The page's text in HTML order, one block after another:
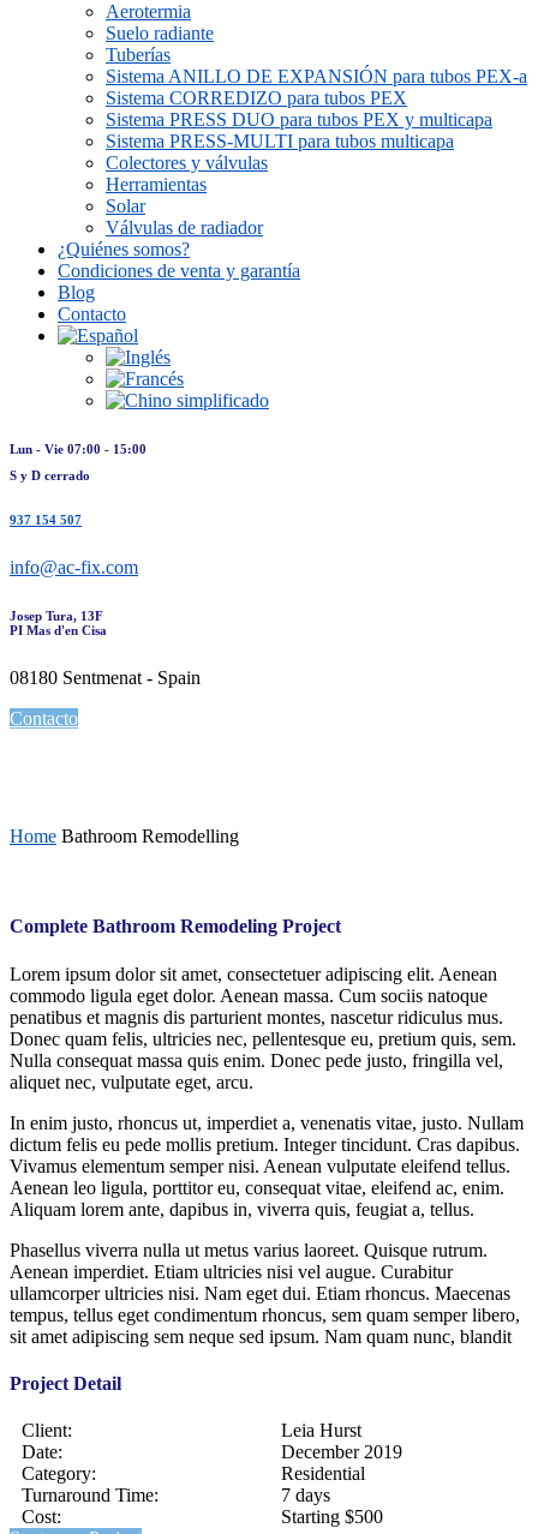
Aerotermia
Suelo radiante
Tuberías
Sistema ANILLO DE EXPANSIÓN para tubos PEX-a
Sistema CORREDIZO para tubos PEX
Sistema PRESS DUO para tubos PEX y multicapa
Sistema PRESS-MULTI para tubos multicapa
Colectores y válvulas
Herramientas
Solar
Válvulas de radiador
¿Quiénes somos?
Condiciones de venta y garantía
Blog
Contacto
Lun - Vie 07:00 - 15:00
S y D cerrado
937 154 507
info@ac-fix.com
Josep Tura, 13F
PI Mas d'en Cisa
08180 Sentmenat - Spain
Contacto
Home Bathroom Remodelling
Complete Bathroom Remodeling Project
Lorem ipsum dolor sit amet, consectetuer adipiscing elit. Aenean
commodo ligula eget dolor. Aenean massa. Cum sociis natoque
penatibus et magnis dis parturient montes, nascetur ridiculus mus.
Donec quam felis, ultricies nec, pellentesque eu, pretium quis, sem.
Nulla consequat massa quis enim. Donec pede justo, fringilla vel,
aliquet nec, vulputate eget, arcu.
In enim justo, rhoncus ut, imperdiet a, venenatis vitae, justo. Nullam
dictum felis eu pede mollis pretium. Integer tincidunt. Cras dapibus.
Vivamus elementum semper nisi. Aenean vulputate eleifend tellus.
Aenean leo ligula, porttitor eu, consequat vitae, eleifend ac, enim.
Aliquam lorem ante, dapibus in, viverra quis, feugiat a, tellus.
Phasellus viverra nulla ut metus varius laoreet. Quisque rutrum.
Aenean imperdiet. Etiam ultricies nisi vel augue. Curabitur
ullamcorper ultricies nisi. Nam eget dui. Etiam rhoncus. Maecenas
tempus, tellus eget condimentum rhoncus, sem quam semper libero,
sit amet adipiscing sem neque sed ipsum. Nam quam nunc, blandit
Project Detail
Client:
Leia Hurst
Date:
December 2019
Category:
Residential
Turnaround Time:
7 days
Cost:
Starting $500